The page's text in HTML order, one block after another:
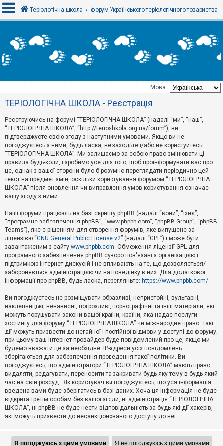
х
і
Т
е
м
и
б
е
з
в
і
д
п
о
в
і
д
й
А
к
т
и
в
н
і
м
и
П
о
ш
у
Д
о
п
о
м
Теріологічна школа форум Українського теріологічного товариства
Мова:
ТЕРІОЛОГІЧНА ШКОЛА - Реєстрація
Реєструючись на форумі “ТЕРІОЛОГІЧНА ШКОЛА” (надалі “ми”, “наш”,
“ТЕРІОЛОГІЧНА ШКОЛА”, “http://terioshkola.org.ua/forum”), ви
підтверджуєте свою згоду з наступними умовами. Якщо ви не
погоджуєтесь з ними, будь ласка, не заходьте і/або не користуйтесь
“ТЕРІОЛОГІЧНА ШКОЛА”. Ми залишаємо за собою право змінювати ці
правила будь-коли, і зробимо усе для того, щоб проінформувати вас про
це, однак з вашої сторони було б розумно переглядати періодично цей
текст на предмет змін, оскільки користування форумом “ТЕРІОЛОГІЧНА
ШКОЛА” після оновлення чи виправлення умов користування означає
вашу згоду з ними.
Наші форуми працюють на базі скрипту phpBB (надалі “вони”, “їхнє”,
“програмне забезпечення phpBB”, “www.phpbb.com”, “phpBB Group”, “phpBB
Teams”), яке є рішенням для створення форумів, яке випущене за
ліцензією “GNU General Public License v2” (надалі “GPL”) і може бути
завантаженим з сайту www.phpbb.com. Обмеження ліцензії GPL для
програмного забезпечення phpBB суворо пов'язані з організацією і
підтримкою інтернет-дискусій і не впливають на те, що дозволяється/
забороняється адміністрацією чи на поведінку в них. Для додаткової
інформації про phpBB, будь ласка, перегляньте: https://www.phpbb.com/.
Ви погоджуєтесь не розміщувати образливі, непристойні, вульгарні,
наклепницькі, ненависні, погрозливі, порнографічні та інші матеріали, які
можуть порушувати закони вашої країни, країни, яка надає послуги
хостингу для форуму “ТЕРІОЛОГІЧНА ШКОЛА” чи міжнародне право. Такі
дії можуть призвести до негайної і постійної відмови у доступі до форуму,
при цьому ваш інтернет-провайдер буде повідомлений про це, якщо ми
будемо вважати це за необхідне. IP-адреси усіх повідомлень
зберігаються для забезпечення проведення такої політики. Ви
погоджуєтесь, що адміністратори “ТЕРІОЛОГІЧНА ШКОЛА” мають право
видаляти, редагувати, переносити та закривати будь-яку тему в будь-який
час на свій розсуд . Як користувач ви погоджуєтесь, що уся інформація
введена вами буде зберігатись в базі даних. Хоча ця інформація не буде
відкрита третім особам без вашої згоди, ні адміністрація “ТЕРІОЛОГІЧНА
ШКОЛА”, ні phpBB не буде нести відповідальність за будь-які дії хакерів,
які можуть призвести до несанкціонованого доступу до неї.